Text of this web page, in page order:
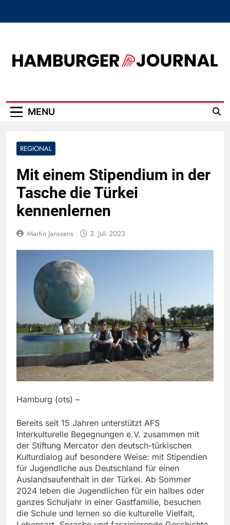
MENU
REGIONAL
Mit einem Stipendium in der
Tasche die Türkei
kennenlernen
Martin Janssens 3. Juli 2023
Hamburg (ots) –
Bereits seit 15 Jahren unterstützt AFS
Interkulturelle Begegnungen e.V. zusammen mit
der Stiftung Mercator den deutsch-türkischen
Kulturdialog auf besondere Weise: mit Stipendien
für Jugendliche aus Deutschland für einen
Auslandsaufenthalt in der Türkei. Ab Sommer
2024 leben die Jugendlichen für ein halbes oder
ganzes Schuljahr in einer Gastfamilie, besuchen
die Schule und lernen so die kulturelle Vielfalt,